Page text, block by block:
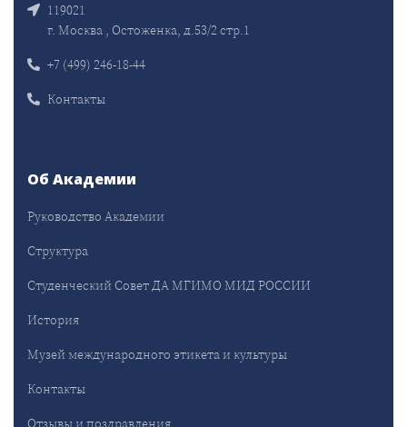
119021
г. Москва , Остоженка, д.53/2 стр.1
+7 (499) 246-18-44
Контакты
Об Академии
Руководство Академии
Структура
Студенческий Совет ДА МГИМО МИД РОССИИ
История
Музей международного этикета и культуры
Контакты
Отзывы и поздравления